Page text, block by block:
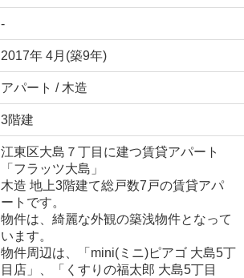
-
2017年 4月(築9年)
アパート / 木造
3階建
江東区大島７丁目に建つ賃貸アパート
「フラッツ大島」
木造 地上3階建て総戸数7戸の賃貸アパ
ートです。
物件は、綺麗な外観の築浅物件となって
います。
物件周辺は、「mini(ミニ)ピアゴ 大島5丁
目店」、「くすりの福太郎 大島5丁目